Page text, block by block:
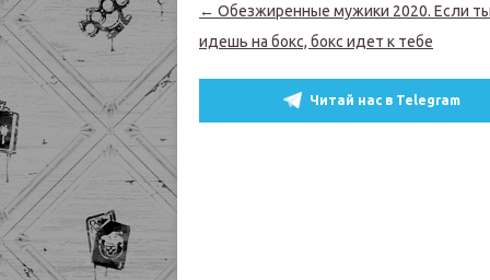
Навигация по записям
← Обезжиренные мужики 2020. Если
идешь на бокс, бокс идет к тебе
Читай нас в Telegram